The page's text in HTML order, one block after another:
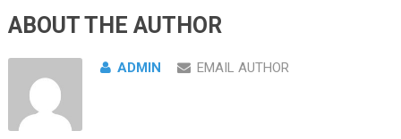
ABOUT THE AUTHOR
ADMIN EMAIL AUTHOR